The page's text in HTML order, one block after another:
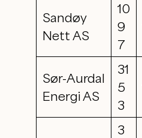
Sandøy
Nett AS
10
9
7
Sør-Aurdal
Energi AS
31
5
3
3